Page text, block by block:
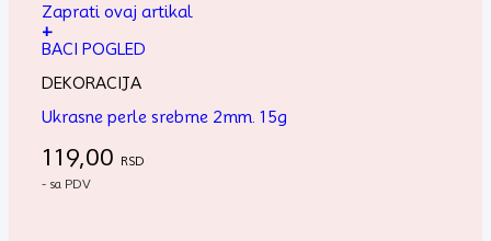
Zaprati ovaj artikal
+
BACI POGLED
DEKORACIJA
Ukrasne perle srebrne 2mm. 15g
119,00 RSD
- sa PDV